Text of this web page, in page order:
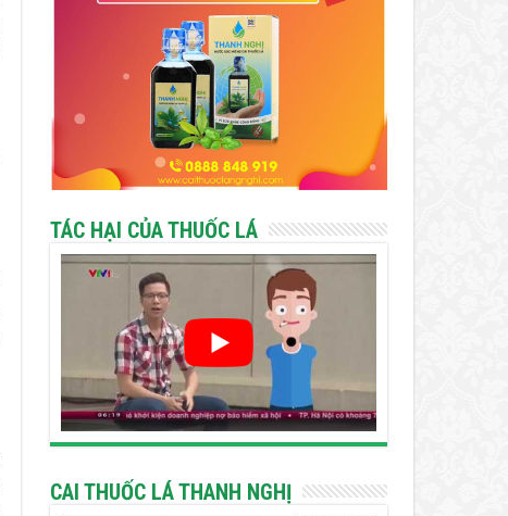
TÁC HẠI CỦA THUỐC LÁ
CAI THUỐC LÁ THANH NGHỊ